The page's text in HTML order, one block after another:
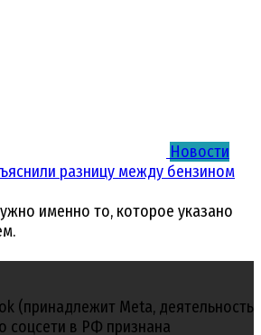
Новости
разницу между бензином
именно то, которое указано
(принадлежит Meta, деятельность
соцсети в РФ признана